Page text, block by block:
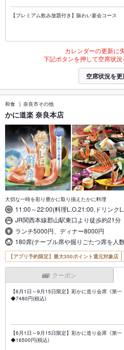
【プレミアム飲み放題付き】賑わい宴会コース
カレンダーの更新に
下記ボタンを押して空席状況
空席状況を
和食 奈良市その他
かに道楽 奈良本店
大切な一時を彩り豊かに取り揃えたかに料理
11:00～22:00(料理L.O.21:00,ドリンク
JR関西本線郡山駅東口より徒歩約21分
ランチ5000円、ディナー8000円
180席(テーブル席や掘りごたつ席を人
【アプリ予約限定】最大350ポイント還元対象店
クーポン
【6月1日～9月15日限定】彩かに造り会席《第
◆7480円(税込)
【6月1日～9月15日限定】彩かに造り会席《第
◆16500円(税込)